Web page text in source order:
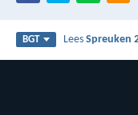
BGT LeesSpreuken